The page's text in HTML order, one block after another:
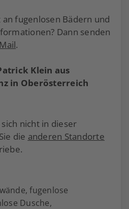
fugenlosen Bädern und
Dann senden
.
Klein aus
in Oberösterreich
nicht in dieser
die anderen Standorte
fugenlose
Dusche,